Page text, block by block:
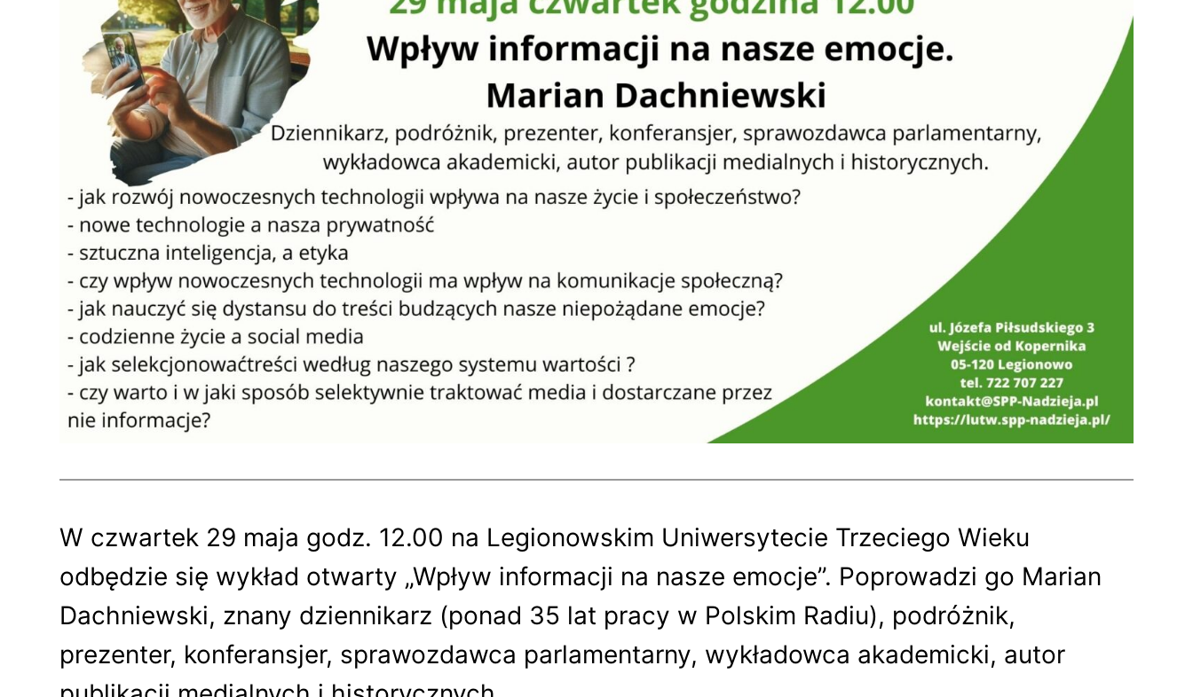
W czwartek 29 maja godz. 12.00 na Legionowskim Uniwersytecie Trzeciego Wieku
odbędzie się wykład otwarty „Wpływ informacji na nasze emocje”. Poprowadzi go Marian
Dachniewski, znany dziennikarz (ponad 35 lat pracy w Polskim Radiu), podróżnik,
prezenter, konferansjer, sprawozdawca parlamentarny, wykładowca akademicki, autor